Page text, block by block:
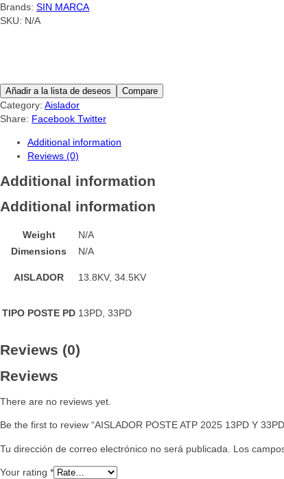
Brands: SIN MARCA
SKU: N/A
Añadir a la lista de deseos Compare
Category: Aislador
Share: Facebook Twitter
Additional information
Reviews (0)
Additional information
Additional information
Weight
N/A
Dimensions
N/A
AISLADOR 13.8KV, 34.5KV
TIPO POSTE PD 13PD, 33PD
Reviews (0)
Reviews
There are no reviews yet.
Be the first to review “AISLADOR POSTE ATP 2025 13PD Y
Tu dirección de correo electrónico no será publicada. Los
Your rating *